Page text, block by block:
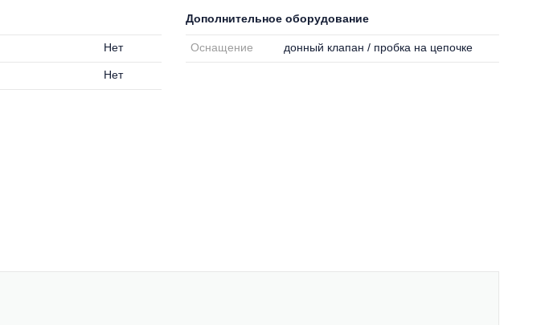
Нет
Нет
Дополнительное оборудование
Оснащение донный клапан / пробка на цепочке